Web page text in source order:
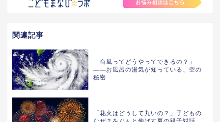
関連記事
「台風ってどうやってできるの？」
——お風呂の湯気が知っている、空の
秘密
「花火はどうして丸いの？」子どもの